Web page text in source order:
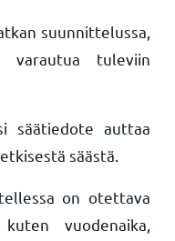
suunnittelussa,
tuleviin
säätiedote auttaa
säästä.
on otettava
vuodenaika,